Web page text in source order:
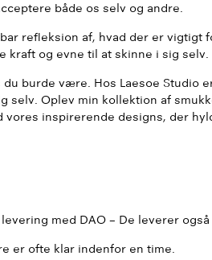
både os selv og andre.
refleksion af, hvad der er vigtigt
kraft og evne til at skinne i sig selv.
burde være. Hos Laesoe Studio
Oplev min kollektion af
inspirerende designs, der
med DAO – De leverer
er ofte klar indenfor en time.